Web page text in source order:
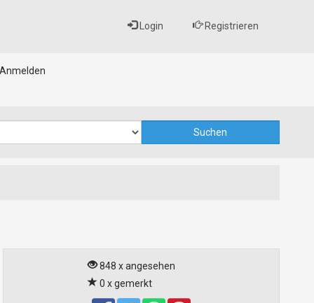
Login Registrieren
Anmelden
848 x angesehen
0 x gemerkt